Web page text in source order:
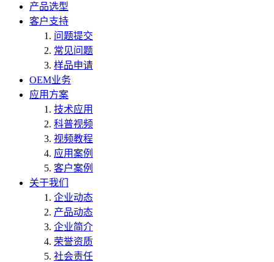
产品选型
客户支持
问题提交
常见问题
样品申请
OEM业务
应用方案
技术应用
科普视频
视频教程
应用案例
客户案例
关于我们
企业动态
产品动态
企业简介
荣誉资质
社会责任